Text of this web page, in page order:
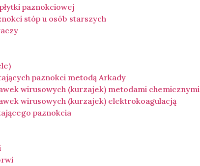
paznokciowej
stóp u osób starszych
paznokci metodą Arkady
wirusowych (kurzajek) metodami chemicznymi
wirusowych (kurzajek) elektrokoagulacją
paznokcia